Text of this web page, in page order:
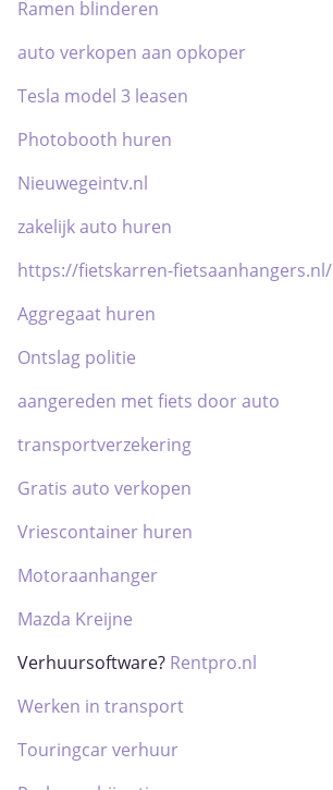
Ramen blinderen
auto verkopen aan opkoper
Tesla model 3 leasen
Photobooth huren
Nieuwegeintv.nl
zakelijk auto huren
https://fietskarren-fietsaanhangers.nl/
Aggregaat huren
Ontslag politie
aangereden met fiets door auto
transportverzekering
Gratis auto verkopen
Vriescontainer huren
Motoraanhanger
Mazda Kreijne
Verhuursoftware? Rentpro.nl
Werken in transport
Touringcar verhuur